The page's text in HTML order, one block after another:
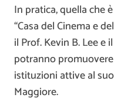
In pratica, quella che
“Casa del Cinema e
il Prof. Kevin B. Lee e
potranno
istituzioni attive al
Maggiore.